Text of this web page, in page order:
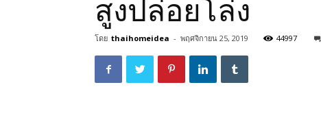
สูงปล่อยโล่ง
โดย thaihomeidea - พฤศจิกายน 25, 2019 44997